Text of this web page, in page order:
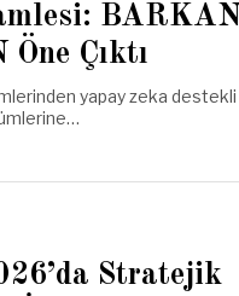
BARKAN
Çıktı
yapay zeka destekli
Stratejik